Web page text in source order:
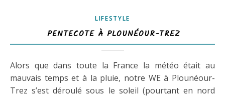
LIFESTYLE
PENTECOTE À PLOUNÉOUR-TREZ
Alors que dans toute la France la météo était au
mauvais temps et à la pluie, notre WE à Plounéour-
Trez s’est déroulé sous le soleil (pourtant en nord